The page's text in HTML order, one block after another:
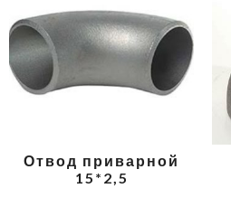
Отвод приварной
15*2,5